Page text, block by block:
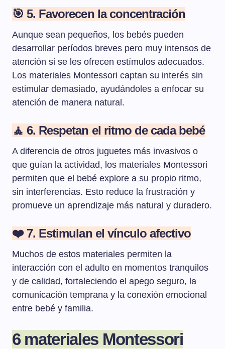
🎯 5. Favorecen la concentración
Aunque sean pequeños, los bebés pueden
desarrollar períodos breves pero muy intensos de
atención si se les ofrecen estímulos adecuados.
Los materiales Montessori captan su interés sin
estimular demasiado, ayudándoles a enfocar su
atención de manera natural.
🧘 6. Respetan el ritmo de cada bebé
A diferencia de otros juguetes más invasivos o
que guían la actividad, los materiales Montessori
permiten que el bebé explore a su propio ritmo,
sin interferencias. Esto reduce la frustración y
promueve un aprendizaje más natural y duradero.
❤️ 7. Estimulan el vínculo afectivo
Muchos de estos materiales permiten la
interacción con el adulto en momentos tranquilos
y de calidad, fortaleciendo el apego seguro, la
comunicación temprana y la conexión emocional
entre bebé y familia.
6 materiales Montessori